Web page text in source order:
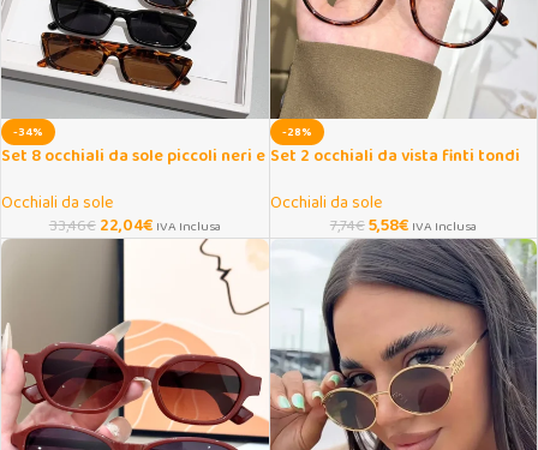
-34%
Set 8 occhiali da sole piccoli neri e
Occhiali da sole
33,46€ 22,04€ IVA Inclusa
-28%
Set 2 occhiali da vista finti tondi
Occhiali da sole
7,74€5,58€ IVA Inclusa